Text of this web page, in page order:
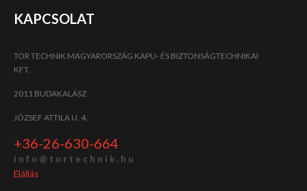
KAPCSOLAT
TOR TECHNIK MAGYARORSZÁG KAPU- ÉS BIZTONSÁGTECHNIKAI
KFT.
2011 BUDAKALÁSZ
JÓZSEF ATTILA U. 4.
+36-26-630-664
i n f o @ t o r t e c h n i k . h u
Elállás